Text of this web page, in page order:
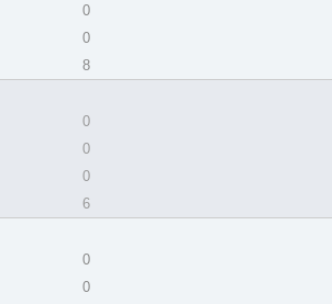
0
0
8
0
0
0
6
0
0